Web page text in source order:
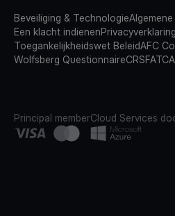
Beveiliging & Technologie
Een klacht indienenPrivacyverklaring
Toegankelijkheidswet BeleidAFC
Wolfsberg QuestionnaireCRSFATCA
Principal memberCloud Services